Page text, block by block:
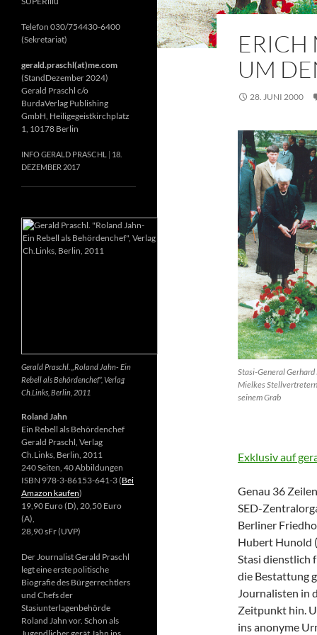
ERICH
UM
28. JUNI 2000
Stasi-General
Mielkes
seinem Grab
Exklusiv auf
Genau 36
SED-
Berliner
Hubert Hunold
Stasi dienstlich
die Bestattung
Journalisten in
Zeitpunkt hin.
ins anonyme
Telefon 030/754430-6400
(Sekretariat)
gerald.praschl(at)me.com
(StandDezember 2024)
Gerald Praschl c/o
BurdaVerlag Publishing
GmbH, Heiligegeistkirchplatz
1, 10178 Berlin
INFO GERALD PRASCHL
18.
DEZEMBER 2017
Gerald Praschl. „Roland Jahn- Ein
Rebell als Behördenchef“, Verlag
Ch.Links, Berlin, 2011
Roland Jahn
Ein Rebell als Behördenchef
Gerald Praschl, Verlag
Ch.Links, Berlin, 2011
240 Seiten, 40 Abbildungen
ISBN 978-3-86153-641-3 (Bei
Amazon kaufen)
19,90 Euro (D), 20,50 Euro
(A),
28,90 sFr (UVP)
Der Journalist Gerald Praschl
legt eine erste politische
Biografie des Bürgerrechtlers
und Chefs der
Stasiunterlagenbehörde
Roland Jahn vor. Schon als